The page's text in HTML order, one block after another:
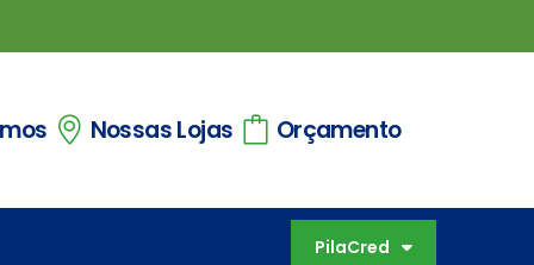
Nossas Lojas Orçamento
PilaCred